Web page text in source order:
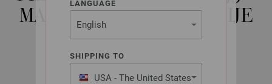
LANGUAGE
SHIPPING TO
USA - The United States
MAGAZIN + INSTRUKCIJE
FRANZUSKI